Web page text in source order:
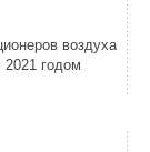
воздуха
2021 годом